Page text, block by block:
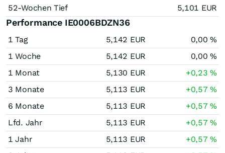
52-Wochen Tief 5,101 EUR
Performance IE0006BDZN36
1 Tag 5,142 EUR 0,00%
1 Woche
5,142 EUR 0,00%
1 Monat
5,130 EUR +0,23%
3 Monate
5,113 EUR +0,57%
6 Monate
5,113 EUR +0,57%
Lfd. Jahr
5,113 EUR +0,57%
1 Jahr
5,113 EUR +0,57%